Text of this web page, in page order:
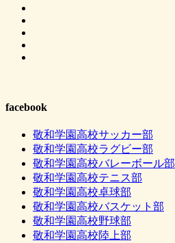
facebook
敬和学園高校サッカー部
敬和学園高校ラグビー部
敬和学園高校バレーボール部
敬和学園高校テニス部
敬和学園高校卓球部
敬和学園高校バスケット部
敬和学園高校野球部
敬和学園高校陸上部